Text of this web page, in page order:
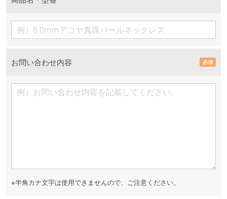
お問い合わせ内容 必須
※半角カナ文字は使用できませんので、ご注意ください。